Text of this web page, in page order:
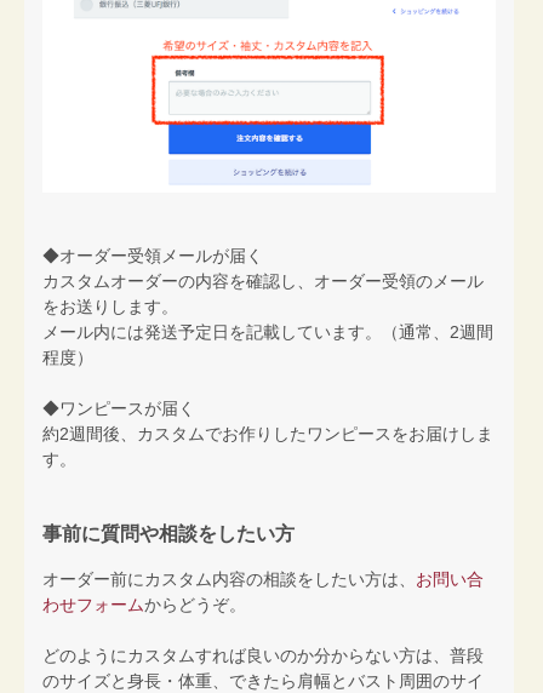
◆オーダー受領メールが届く
カスタムオーダーの内容を確認し、オーダー受領のメール
をお送りします。
メール内には発送予定日を記載しています。（通常、2週間
程度）
◆ワンピースが届く
約2週間後、カスタムでお作りしたワンピースをお届けしま
す。
事前に質問や相談をしたい方
オーダー前にカスタム内容の相談をしたい方は、 お問い合
わせフォームからどうぞ。
どのようにカスタムすれば良いのか分からない方は、普段
のサイズと身長・体重、できたら肩幅とバスト周囲のサイ